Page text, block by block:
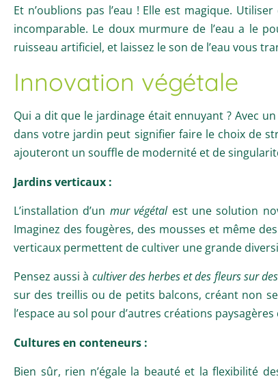
Et n’oublions pas l’eau ! Elle est magique.
incomparable. Le doux murmure de l’eau a le
ruisseau artificiel, et laissez le son de l’eau vous
Innovation végétale
Qui a dit que le jardinage était ennuyant ? Avec
dans votre jardin peut signifier faire le choix de
ajouteront un souffle de modernité et de
Jardins verticaux :
L’installation d’un mur végétalest une solution
Imaginez des fougères, des mousses et même
verticaux permettent de cultiver une grande
Pensez aussi à cultiver des herbes et des fleurs sur
sur des treillis ou de petits balcons, créant non
l’espace au sol pour d’autres créations
Cultures en conteneurs :
Bien sûr, rien n’égale la beauté et la flexibilité